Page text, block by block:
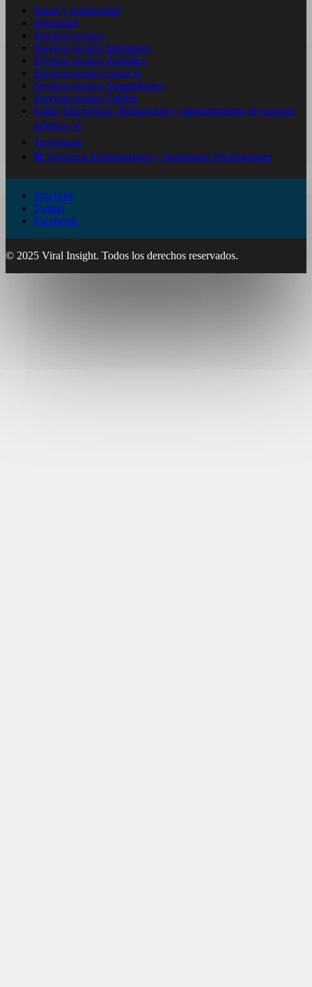
Salud y Solidaridad
Seguridad
Servicio tecnico
Servicio tecnico Monitores
Servicio tecnico Portatiles
Servicio tecnico smart tv
Servicio tecnico Smartphones
Servicio tecnico Tablets
Soltec Electrónica: Reparación y mantenimiento de equipos
médicos 🩺
Tecnologia
🛠️ Servicios Empresariales y Soluciones Profesionales
YouTube
Twitter
Facebook
© 2025 Viral Insight. Todos los derechos reservados.